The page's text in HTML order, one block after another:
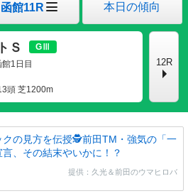
函館11R 本日の傾向
Ｓ
1日目
頭 芝1200m
12R
クの見方を伝授🕵前田TM・強気の「一
言、その結末やいかに！？
提供：久光＆前田のウマヒロバ